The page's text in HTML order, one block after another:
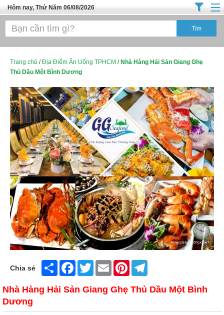
Hôm nay, Thứ Năm 06/08/2026
Trang chủ
Tuyển Sinh Đào Tạo
Đồ Dùng Nội Ngoại Thất
Điện Tử Điện Máy
Làm Đẹp
Thời Trang
Việc Làm
Dịch Vụ
Hàng Tiêu Dùng
Xây Dựng
Tổng Hợp
Trang chủ /Địa Điểm Ăn Uống TPHCM / Nhà Hàng Hải Sản Giang Ghẹ
Thủ Dầu Một Bình Dương
Chia sẻ Share FacebookTwitter Email Pinterest
Nhà Hàng Hải Sản Giang Ghẹ Thủ Dầu Một Bình
Dương